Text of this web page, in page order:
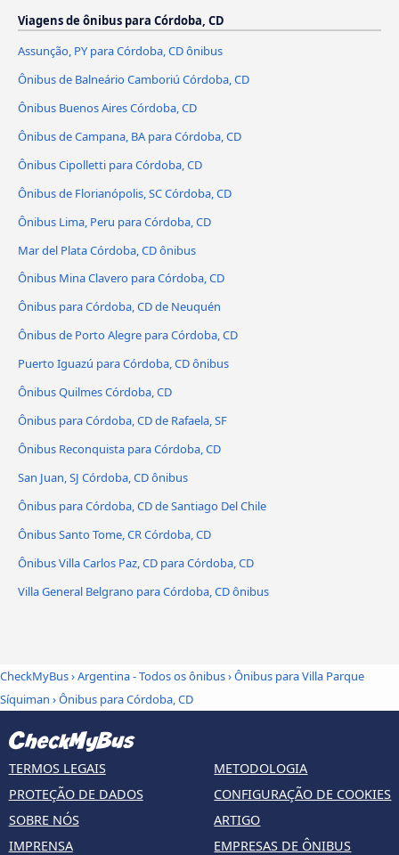
Viagens de ônibus para Córdoba, CD
Assunção, PY para Córdoba, CD ônibus
Ônibus de Balneário Camboriú Córdoba, CD
Ônibus Buenos Aires Córdoba, CD
Ônibus de Campana, BA para Córdoba, CD
Ônibus Cipolletti para Córdoba, CD
Ônibus de Florianópolis, SC Córdoba, CD
Ônibus Lima, Peru para Córdoba, CD
Mar del Plata Córdoba, CD ônibus
Ônibus Mina Clavero para Córdoba, CD
Ônibus para Córdoba, CD de Neuquén
Ônibus de Porto Alegre para Córdoba, CD
Puerto Iguazú para Córdoba, CD ônibus
Ônibus Quilmes Córdoba, CD
Ônibus para Córdoba, CD de Rafaela, SF
Ônibus Reconquista para Córdoba, CD
San Juan, SJ Córdoba, CD ônibus
Ônibus para Córdoba, CD de Santiago Del Chile
Ônibus Santo Tome, CR Córdoba, CD
Ônibus Villa Carlos Paz, CD para Córdoba, CD
Villa General Belgrano para Córdoba, CD ônibus
CheckMyBus›Argentina - Todos os ônibus›Ônibus para Villa Parque
Síquiman ›Ônibus para Córdoba, CD
TERMOS LEGAIS
PROTEÇÃO DE DADOS
SOBRE NÓS
IMPRENSA
METODOLOGIA
CONFIGURAÇÃO DE COOKIES
ARTIGO
EMPRESAS DE ÔNIBUS